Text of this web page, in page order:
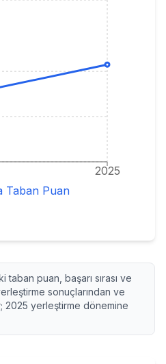
2025
Taban Puan
taban puan, başarı sırası ve
sonuçlarından ve
2025 yerleştirme dönemine